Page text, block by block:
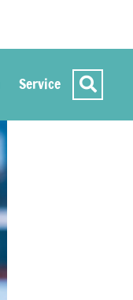
Service